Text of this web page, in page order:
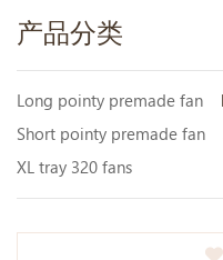
产品分类
Long pointy premade fan
Short pointy premade fan
XL tray 320 fans